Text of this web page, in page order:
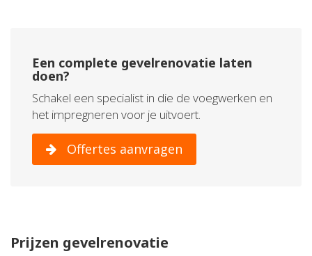
Een complete gevelrenovatie laten
doen?
Schakel een specialist in die de voegwerken en
het impregneren voor je uitvoert.
Offertes aanvragen
Prijzen gevelrenovatie